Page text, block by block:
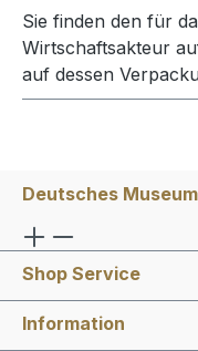
Sie finden den für
Wirtschaftsakteur
auf dessen
Deutsches Museum
Shop Service
Information